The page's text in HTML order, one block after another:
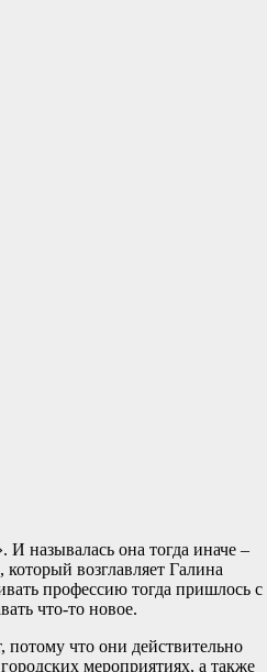
называлась она тогда иначе –
возглавляет Галина
профессию тогда пришлось с
что-то новое.
что они действительно
мероприятиях, а также